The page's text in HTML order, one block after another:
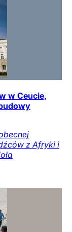
w Ceucie,
z Afryki i